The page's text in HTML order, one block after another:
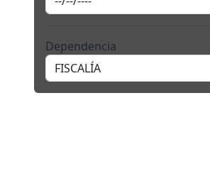
Dependencia